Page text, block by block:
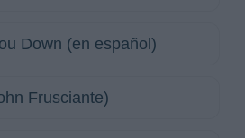
Down (en español)
Frusciante)